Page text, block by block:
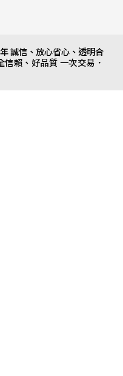
誠信、放心省心、透明合
賴、好品質 一次交易．